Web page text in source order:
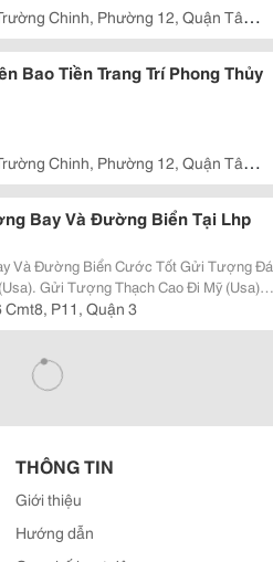
Chinh, Phường 12, Quận Tân
Bao Tiền Trang Trí Phong Thủy
Chinh, Phường 12, Quận Tân
Bay Và Đường Biển Tại Lhp
Biển Cước Tốt Gửi Tượng Đá
Cmt8, P11, Quận 3
THÔNG TIN
Giới thiệu
Hướng dẫn